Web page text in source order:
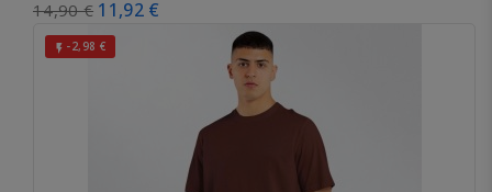
14,90 € 11,92 €
 -2,98 €